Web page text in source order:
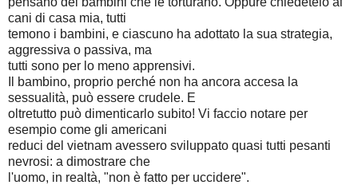
cani di casa mia, tutti
temono i bambini, e ciascuno ha adottato la sua strategia,
aggressiva o passiva, ma
tutti sono per lo meno apprensivi.
Il bambino, proprio perché non ha ancora accesa la
sessualità, può essere crudele. E
oltretutto può dimenticarlo subito! Vi faccio notare per
esempio come gli americani
reduci del vietnam avessero sviluppato quasi tutti pesanti
nevrosi: a dimostrare che
l'uomo, in realtà, "non è fatto per uccidere".